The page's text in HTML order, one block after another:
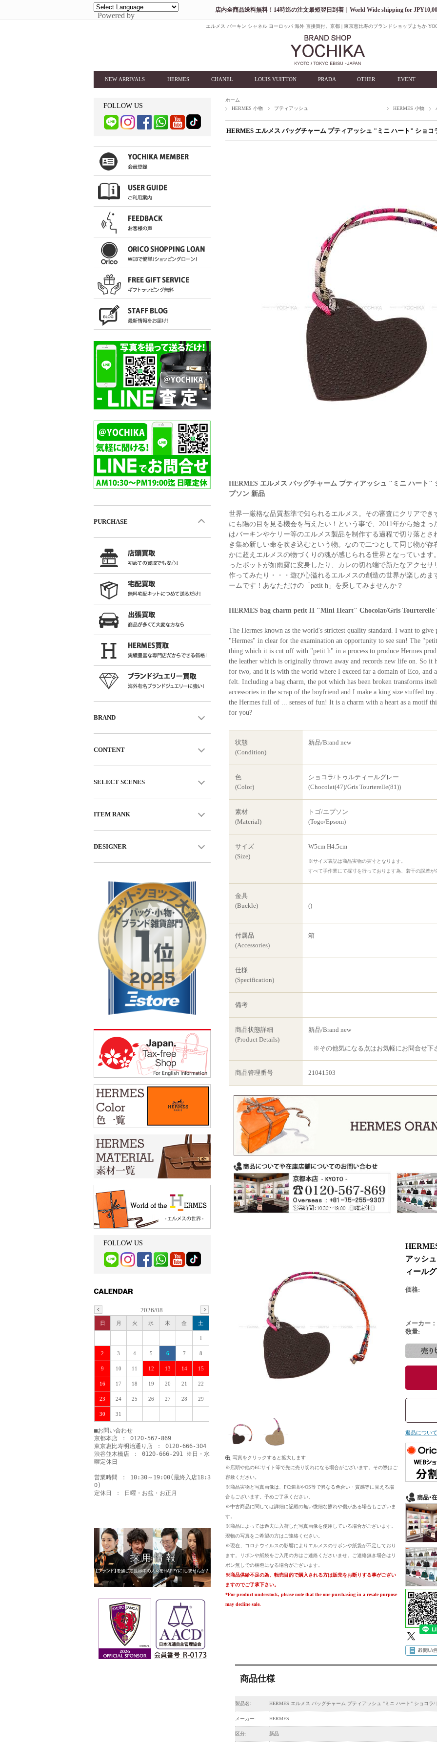
Powered by
店内全商品送料無料！14時迄の注文最短翌日到着｜World Wide shipping for
エルメス バーキン シャネル ヨーロッパ 海外 直接買付。京都 | 東京恵比寿のブランドショップよちか
NEW ARRIVALS HERMES CHANEL LOUIS VUITTON PRADA OTHER EVENT
ホーム
HERMES 小物
プティアッシュ HERMES 小物
HERMES エルメス バッグチャーム プティアッシュ "ミニ ハート" ショ
HERMES エルメス バッグチャーム プティアッシュ "ミニ ハート"
プソン 新品
世界一厳格な品質基準で知られるエルメス。その審査にクリアで
にも陽の目を見る機会を与えたい！という事で、2011年から始ま
はバーキンやケリー等のエルメス製品を制作する過程で切り落と
き集め新しい命を吹き込むという物。なので二つとして同じ物が
かに超えエルメスの物づくりの魂が感じられる世界となっていま
ったポットが如雨露に変身したり、カレの切れ端で新たなアクセ
作ってみたり・・・遊び心溢れるエルメスの創造の世界が楽しめ
ームです！あなただけの「petit h」を探してみませんか？
HERMES bag charm petit H "Mini Heart" Chocolat/Gris Tourterelle
The Hermes known as the world's strictest quality standard. I want to
"Hermes" in clear for the examination an opportunity to see sun! The
thing which it is cut off with "petit h" in a process to produce Hermes
the leather which is originally thrown away and records new life on. So it
for two, and it is with the world where I exceed far a domain of Eco, and
felt. Including a bag charm, the pot which has been broken transforms
accessories in the scrap of the boyfriend and I make a king size stuffed
the Hermes full of ... senses of fun! It is a charm with a heart as a motif
for you?
状態
(Condition)
新品/Brand new
色
(Color)
ショコラ/トゥルティールグレー
(Chocolat(47)/Gris Tourterelle(81))
素材
(Material)
トゴ/エプソン
(Togo/Epsom)
サイズ
(Size)
W5cm H4.5cm
※サイズ表記は商品実物の実寸となります。
すべて手作業にて採寸を行っております為、若干の誤差
金具
(Buckle)
()
付属品
(Accessories)
箱
仕様
(Specification)
備考
商品状態詳細
(Product Details)
新品/Brand new
※その他気になる点はお気軽にお問合せ下
商品管理番号 21041503
写真をクリックすると拡大します
※店頭や他のECサイト等で先に売り切れになる場合がございます。その際はご
容赦ください。
※商品実物と写真画像は、PC環境やOS等で異なる色合い・質感等に見える場
合もございます。予めご了承ください。
※中古商品に関しては詳細に記載の無い微細な擦れや傷がある場合もございま
す。
※商品によっては過去に入荷した写真画像を使用している場合がございます。
現物の写真をご希望の方はご連絡ください。
※現在、コロナウイルスの影響によりエルメスのリボンや紙袋が不足しており
ます。リボンや紙袋をご入用の方はご連絡くださいませ。ご連絡無き場合はリ
ボン無しでの梱包になる場合がございます。
※商品供給不足の為、転売目的で購入される方は販売をお断りする事がござい
ますのでご了承下さい。
*For product understock, please note that the one purchasing in a resale purpose
may decline sale.
アッシ
ィール
価格:
メーカー：
数量:
返品につい
商品仕様
製品名: HERMES エルメス バッグチャーム プティアッシュ "ミニ ハート" ショコラ
メーカー: HERMES
区分: 新品
FOLLOW US
PURCHASE
BRAND
CONTENT
SELECT SCENES
ITEM RANK
DESIGNER
FOLLOW US
2026/08
日 月 火 水 木 金 土
1
2 3 4 5 6 7 8
9 10 11 12 13 14 15
16 17 18 19 20 21 22
23 24 25 26 27 28 29
30 31
■お問い合わせ
京都本店 ： 0120-567-869
東京恵比寿明治通り店 ： 0120-666-304
渋谷並木橋店 ： 0120-666-291 ※日・水
曜定休日
営業時間 ： 10:30～19:00(最終入店18:3
0)
定休日 ： 日曜・お盆・お正月